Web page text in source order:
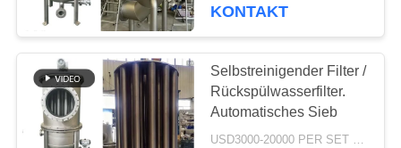
FABRIK-
AUSFLUG
QUALITÄTSKONTROLLE
Industriewalzen
369
KONTAKT
Selbstreinigender Filter /
Rückspülwasserfilter.
Automatisches Sieb
USD3000-20000 PER SET MOQ:1 Satz